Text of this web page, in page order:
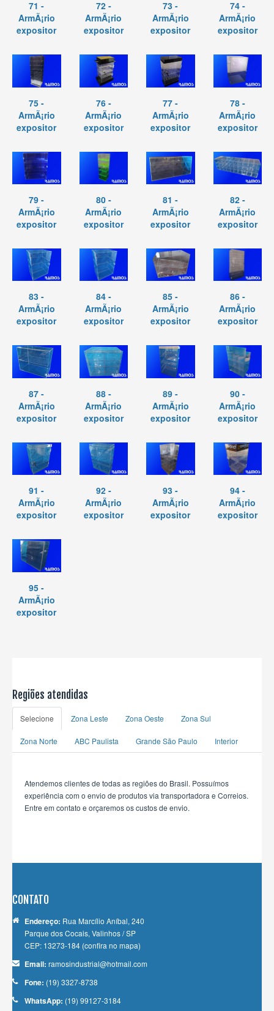
71 -
ArmÃ¡rio
expositor
72 -
ArmÃ¡rio
expositor
73 -
ArmÃ¡rio
expositor
74 -
ArmÃ¡rio
expositor
75 -
ArmÃ¡rio
expositor
76 -
ArmÃ¡rio
expositor
77 -
ArmÃ¡rio
expositor
78 -
ArmÃ¡rio
expositor
79 -
ArmÃ¡rio
expositor
80 -
ArmÃ¡rio
expositor
81 -
ArmÃ¡rio
expositor
82 -
ArmÃ¡rio
expositor
83 -
ArmÃ¡rio
expositor
84 -
ArmÃ¡rio
expositor
85 -
ArmÃ¡rio
expositor
86 -
ArmÃ¡rio
expositor
87 -
ArmÃ¡rio
expositor
88 -
ArmÃ¡rio
expositor
89 -
ArmÃ¡rio
expositor
90 -
ArmÃ¡rio
expositor
91 -
ArmÃ¡rio
expositor
92 -
ArmÃ¡rio
expositor
93 -
ArmÃ¡rio
expositor
94 -
ArmÃ¡rio
expositor
95 -
ArmÃ¡rio
expositor
Regiões atendidas
Selecione Zona Leste Zona Oeste Zona Sul
Zona Norte ABC Paulista Grande São Paulo Interior
Atendemos clientes de todas as regiões do Brasil. Possuímos
experiência com o envio de produtos via transportadora e Correios.
Entre em contato e orçaremos os custos de envio.
CONTATO
Endereço: Rua Marcílio Aníbal, 240
Parque dos Cocais, Valinhos / SP
CEP: 13273-184 (confira no mapa)
Email: ramosindustrial@hotmail.com
Fone: (19) 3327-8738
WhatsApp: (19) 99127-3184